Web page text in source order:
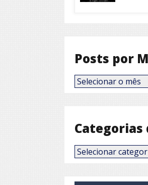
Posts por
Posts
por
Categorias
Categorias
de